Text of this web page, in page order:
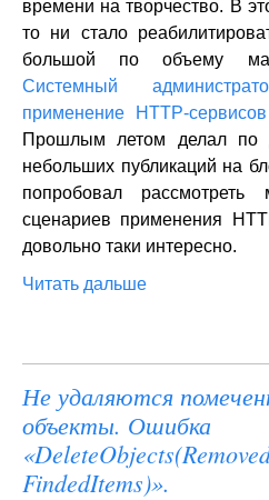
времени на творчество. В
то ни стало
большой по объему
Системный
применение HTTP-
Прошлым летом делал по
небольших публикаций на
попробовал рассмотреть
сценариев применения
довольно таки интересно.
Читать дальше
Не удаляются
объекты. Ошибка
FindedItems)».